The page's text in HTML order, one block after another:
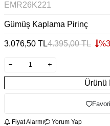
EMR26K221
Gümüş Kaplama Pirinç
3.076,50 TL4.395,00TL %
Ürünü
Fiyat Alarmı Yorum Yap